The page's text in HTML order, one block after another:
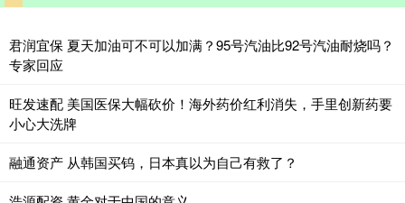
君润宜保 夏天加油可不可以加满？95号汽油比92号汽油耐烧吗？
专家回应
旺发速配 美国医保大幅砍价！海外药价红利消失，手里创新药要
小心大洗牌
融通资产 从韩国买钨，日本真以为自己有救了？